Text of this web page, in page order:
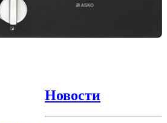
Новости